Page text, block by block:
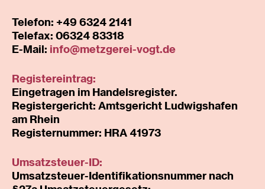
Telefon: +49 6324 2141
Telefax: 06324 83318
E-Mail: info@metzgerei-vogt.de
Registereintrag:
Eingetragen im Handelsregister.
Registergericht: Amtsgericht Ludwigshafen
am Rhein
Registernummer: HRA 41973
Umsatzsteuer-ID:
Umsatzsteuer-Identifikationsnummer nach